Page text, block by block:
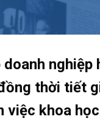
thời tiết
khoa